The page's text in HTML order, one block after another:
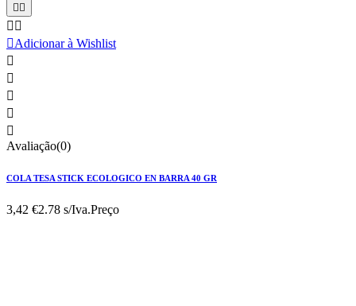
 
 
Adicionar à Wishlist





Avaliação(0)
COLA TESA STICK ECOLOGICO EN BARRA 40 GR
3,42 €2.78 s/Iva.Preço